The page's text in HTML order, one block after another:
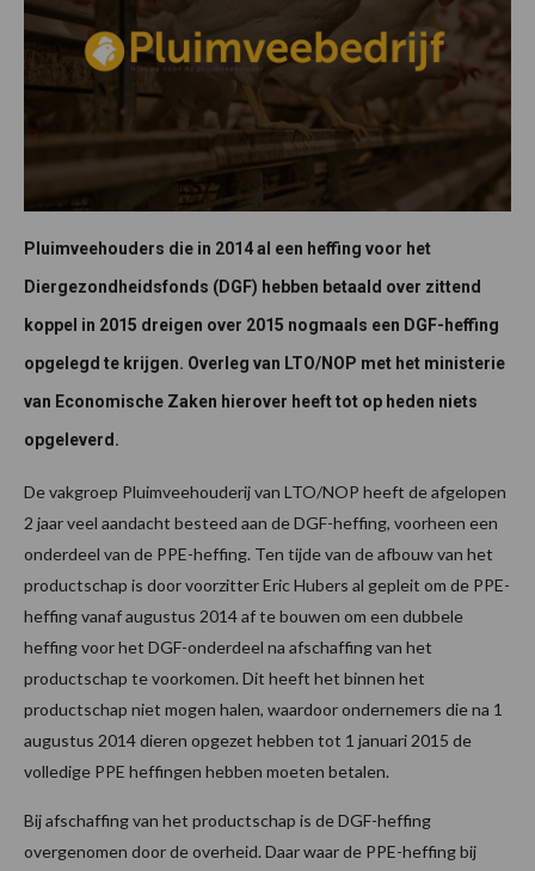
Pluimveehouders die in 2014 al een heffing voor het
Diergezondheidsfonds (DGF) hebben betaald over zittend
koppel in 2015 dreigen over 2015 nogmaals een DGF-heffing
opgelegd te krijgen. Overleg van LTO/NOP met het ministerie
van Economische Zaken hierover heeft tot op heden niets
opgeleverd.
De vakgroep Pluimveehouderij van LTO/NOP heeft de afgelopen
2 jaar veel aandacht besteed aan de DGF-heffing, voorheen een
onderdeel van de PPE-heffing. Ten tijde van de afbouw van het
productschap is door voorzitter Eric Hubers al gepleit om de PPE-
heffing vanaf augustus 2014 af te bouwen om een dubbele
heffing voor het DGF-onderdeel na afschaffing van het
productschap te voorkomen. Dit heeft het binnen het
productschap niet mogen halen, waardoor ondernemers die na 1
augustus 2014 dieren opgezet hebben tot 1 januari 2015 de
volledige PPE heffingen hebben moeten betalen.
Bij afschaffing van het productschap is de DGF-heffing
overgenomen door de overheid. Daar waar de PPE-heffing bij